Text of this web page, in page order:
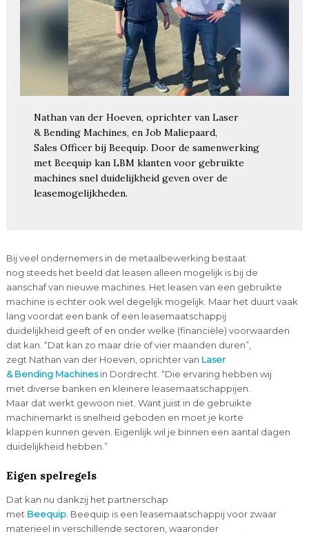
Nathan van der Hoeven, oprichter van Laser
& Bending Machines, en Job Maliepaard,
Sales Officer bij Beequip. Door de samenwerking
met Beequip kan LBM klanten voor gebruikte
machines snel duidelijkheid geven over de
leasemogelijkheden.
Bij veel ondernemers in de metaalbewerking bestaat
nog steeds het beeld dat leasen alleen mogelijk is bij de
aanschaf van nieuwe machines. Het leasen van een gebruikte
machine is echter ook wel degelijk mogelijk. Maar het duurt vaak
lang voordat een bank of een leasemaatschappij
duidelijkheid geeft of en onder welke (financiële) voorwaarden
dat kan. “Dat kan zo maar drie of vier maanden duren”,
zegt Nathan van der Hoeven, oprichter van Laser
& Bending Machinesin Dordrecht. “Die ervaring hebben wij
met diverse banken en kleinere leasemaatschappijen.
Maar dat werkt gewoon niet. Want juist in de gebruikte
machinemarkt is snelheid geboden en moet je korte
klappen kunnen geven. Eigenlijk wil je binnen een aantal dagen
duidelijkheid hebben.”
Eigen spelregels
Dat kan nu dankzij het partnerschap
met Beequip. Beequip is een leasemaatschappij voor zwaar
materieel in verschillende sectoren, waaronder